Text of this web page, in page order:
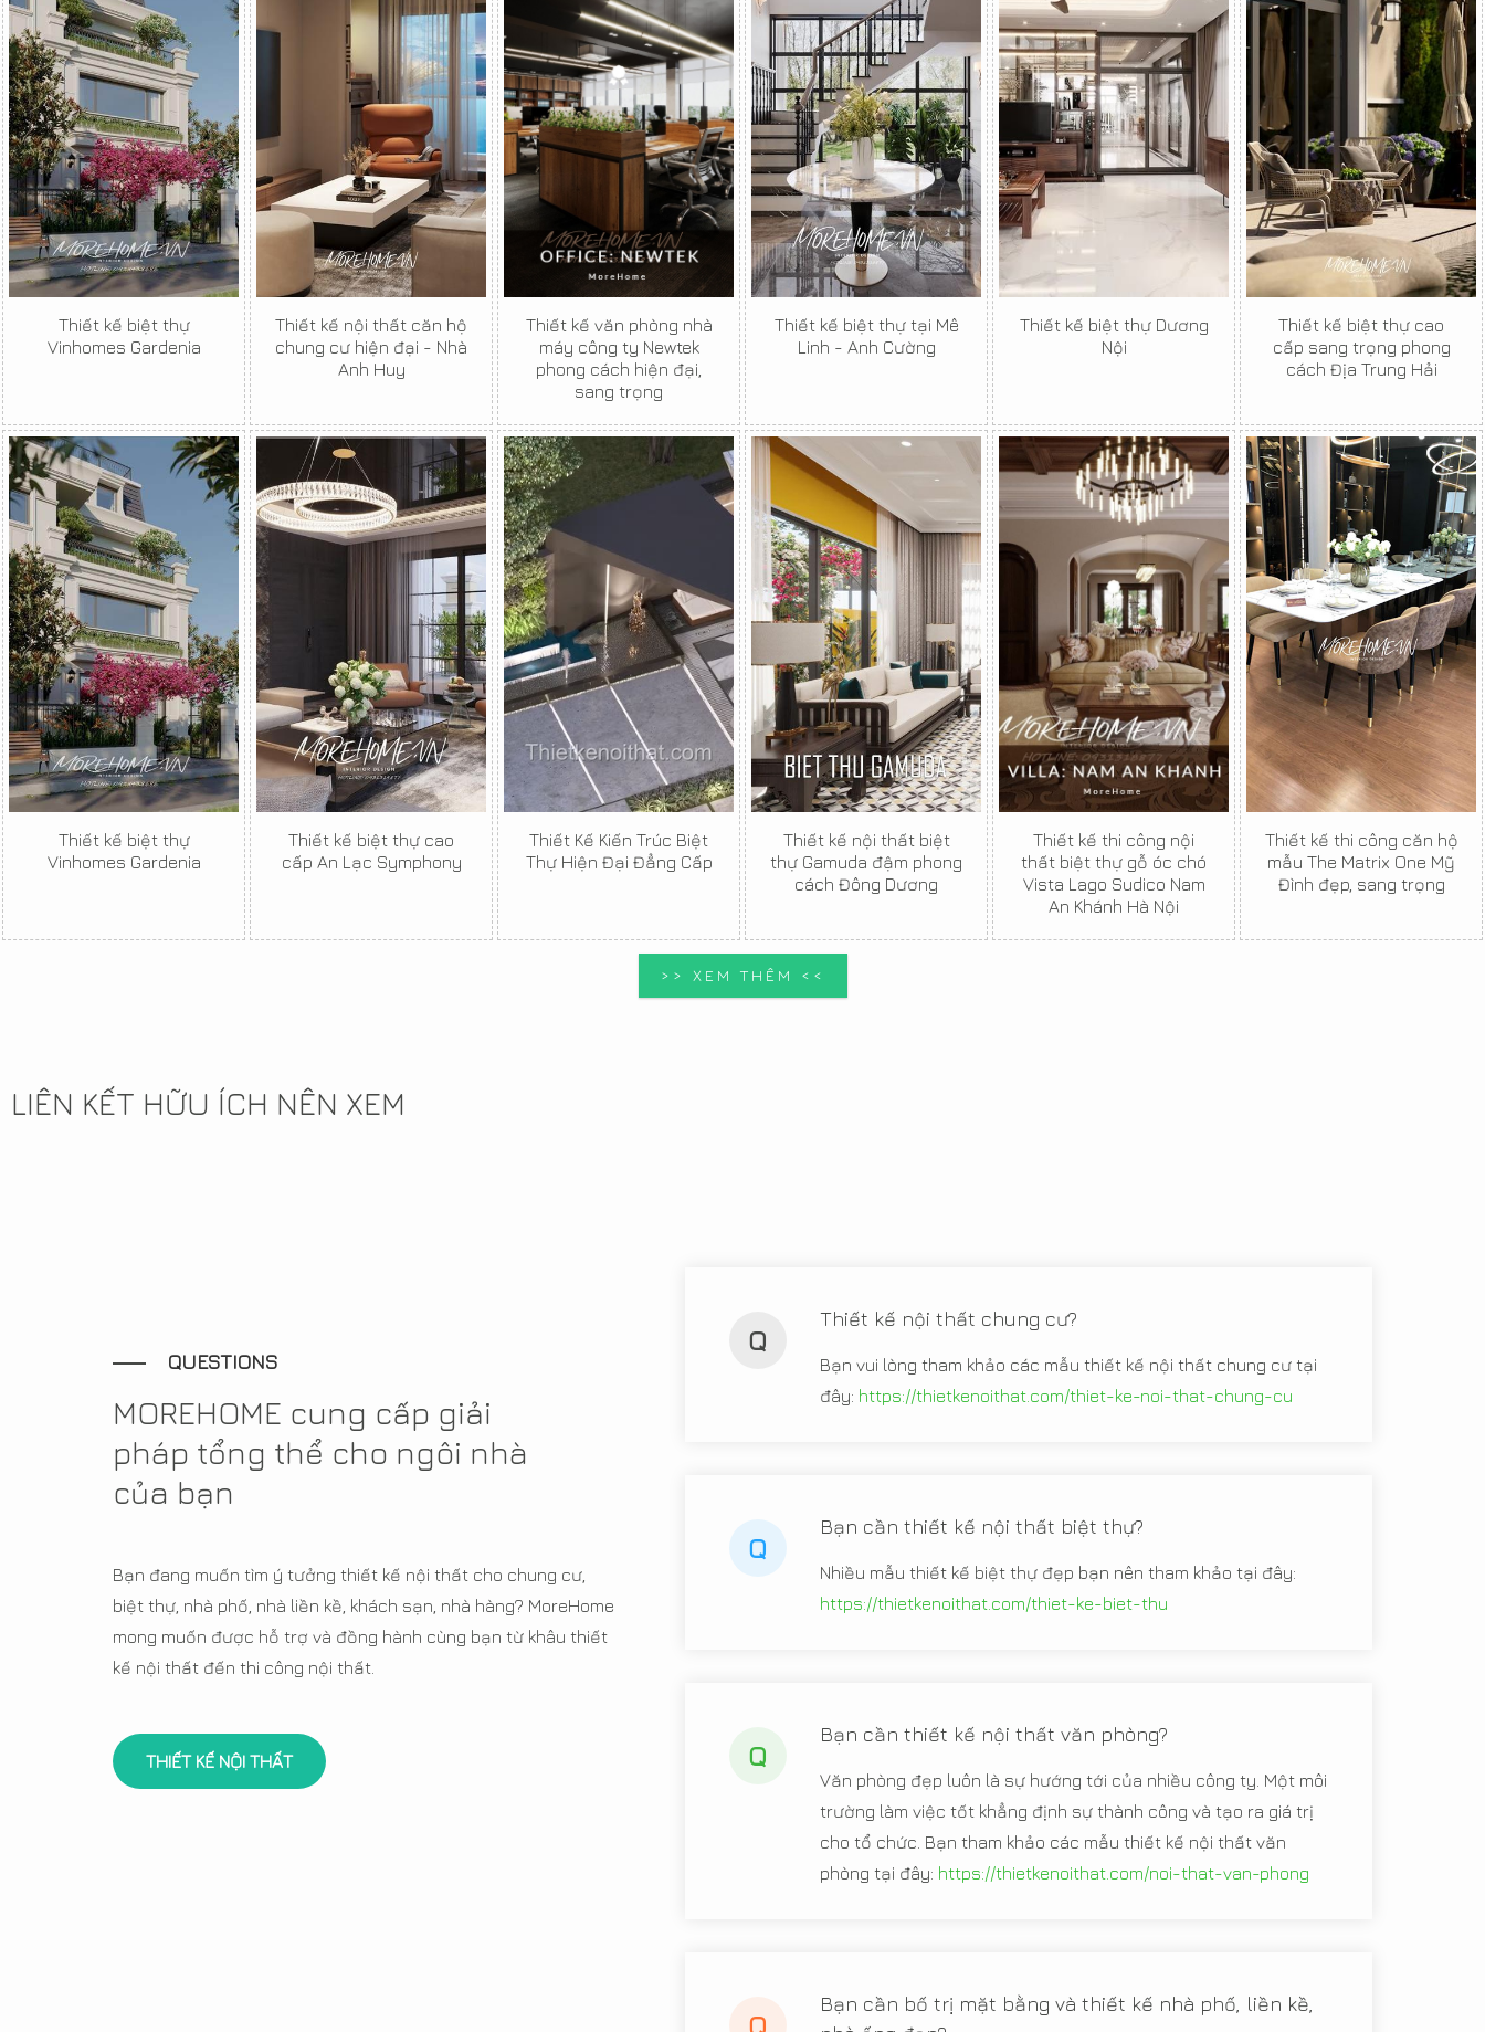
Thiết kế biệt thự
Vinhomes Gardenia
Thiết kế nội thất căn hộ
chung cư hiện đại - Nhà
Anh Huy
Thiết kế văn phòng nhà
máy công ty Newtek
phong cách hiện đại,
sang trọng
Thiết kế biệt thự tại Mê
Linh - Anh Cường
Thiết kế biệt thự Dương
Nội
Thiết kế biệt thự cao
cấp sang trọng phong
cách Địa Trung Hải
Thiết kế biệt thự
Vinhomes Gardenia
Thiết kế biệt thự cao
cấp An Lạc Symphony
Thiết Kế Kiến Trúc Biệt
Thự Hiện Đại Đẳng Cấp
Thiết kế nội thất biệt
thự Gamuda đậm phong
cách Đông Dương
Thiết kế thi công nội
thất biệt thự gỗ óc chó
Vista Lago Sudico Nam
An Khánh Hà Nội
Thiết kế thi công căn hộ
mẫu The Matrix One Mỹ
Đình đẹp, sang trọng
>> XEM THÊM <<
LIÊN KẾT HỮU ÍCH NÊN XEM
QUESTIONS
MOREHOME cung cấp giải
pháp tổng thể cho ngôi nhà
của bạn
Bạn đang muốn tìm ý tưởng thiết kế nội thất cho chung cư,
biệt thự, nhà phố, nhà liền kề, khách sạn, nhà hàng? MoreHome
mong muốn được hỗ trợ và đồng hành cùng bạn từ khâu thiết
kế nội thất đến thi công nội thất.
THIẾT KẾ NỘI THẤT
Q
Thiết kế nội thất chung cư?
Bạn vui lòng tham khảo các mẫu thiết kế nội thất chung cư tại
đây: https://thietkenoithat.com/thiet-ke-noi-that-chung-cu
Q
Bạn cần thiết kế nội thất biệt thự?
Nhiều mẫu thiết kế biệt thự đẹp bạn nên tham khảo tại đây:
https://thietkenoithat.com/thiet-ke-biet-thu
Q
Bạn cần thiết kế nội thất văn phòng?
Văn phòng đẹp luôn là sự hướng tới của nhiều công ty. Một môi
trường làm việc tốt khẳng định sự thành công và tạo ra giá trị
cho tổ chức. Bạn tham khảo các mẫu thiết kế nội thất văn
phòng tại đây: https://thietkenoithat.com/noi-that-van-phong
Q
Bạn cần bố trị mặt bằng và thiết kế nhà phố, liền kề,